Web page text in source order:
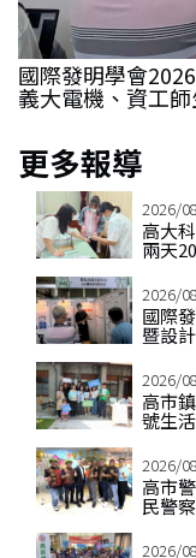
國際發明學會
義大電機、資工
更多報導
2026/
高大
兩天
2026/
國際
暨設
2026/
高市
號生
2026/
高市
民警
2026/